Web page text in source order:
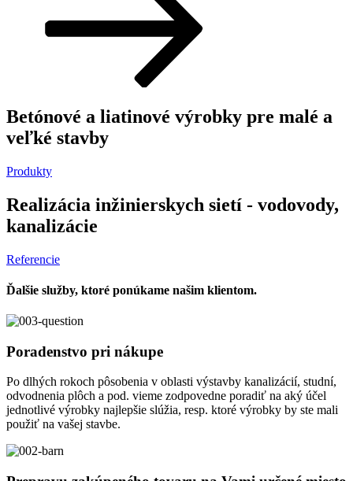
Betónové a liatinové výrobky pre malé a
veľké stavby
Produkty
Realizácia inžinierskych sietí - vodovody,
kanalizácie
Referencie
Ďalšie služby, ktoré ponúkame našim klientom.
Poradenstvo pri nákupe
Po dlhých rokoch pôsobenia v oblasti výstavby kanalizácií, studní,
odvodnenia plôch a pod. vieme zodpovedne poradiť na aký účel
jednotlivé výrobky najlepšie slúžia, resp. ktoré výrobky by ste mali
použiť na vašej stavbe.